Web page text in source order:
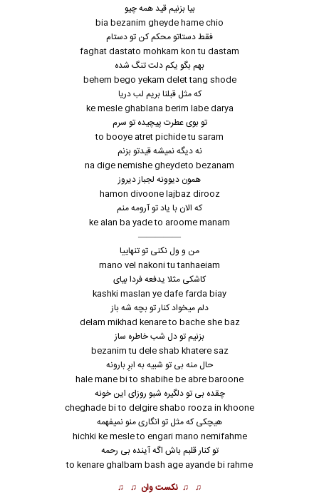
بیا بزنیم قید همه چیو
bia bezanim gheyde hame chio
فقط دستاتو محکم کن تو دستام
faghat dastato mohkam kon tu dastam
بهم بگو یکم دلت تنگ شده
behem bego yekam delet tang shode
که مثل قبلنا بریم لب دریا
ke mesle ghablana berim labe darya
تو بوی عطرت پیچیده تو سرم
to booye atret pichide tu saram
نه دیگه نمیشه قیدتو بزنم
na dige nemishe gheydeto bezanam
همون دیوونه لجباز دیروز
hamon divoone lajbaz dirooz
که الان با یاد تو آرومه منم
ke alan ba yade to aroome manam
—————
من و ول نکنی تو تنهاییا
mano vel nakoni tu tanhaeiam
کاشکی مثلا یدفعه فردا بیای
kashki maslan ye dafe farda biay
دلم میخواد کنار تو بچه شه باز
delam mikhad kenare to bache she baz
بزنیم تو دل شب خاطره ساز
bezanim tu dele shab khatere saz
حال منه بی تو شبیه به ابرِ بارونه
hale mane bi to shabihe be abre baroone
چقده بی تو دلگیره شبو روزای این خونه
cheghade bi to delgire shabo rooza in khoone
هیچکی که مثل تو انگاری منو نمیفهمه
hichki ke mesle to engari mano nemifahme
تو کنار قلبم باش اگه آینده بی رحمه
to kenare ghalbam bash age ayande bi rahme
♫ ♫ نکست وان ♫ ♫